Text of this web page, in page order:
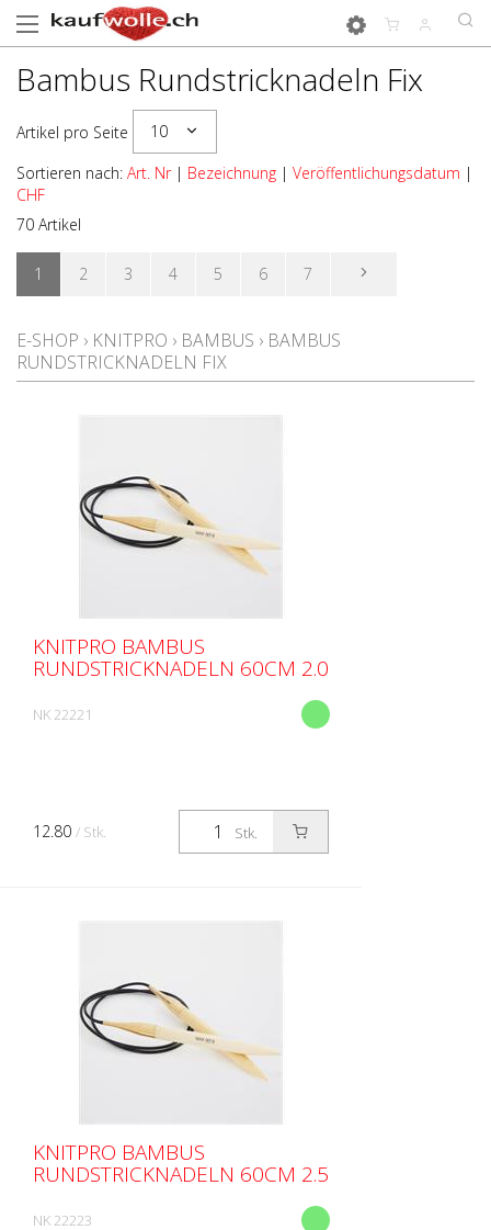
Bambus Rundstricknadeln Fix
Artikel pro Seite
10
Sortieren nach: Art. Nr| Bezeichnung | Veröffentlichungsdatum |
CHF
70 Artikel
1 2 3 4 5 6 7
E-SHOP › KNITPRO › BAMBUS › BAMBUS
RUNDSTRICKNADELN FIX
KNITPRO BAMBUS
RUNDSTRICKNADELN 60CM 2.0
NK 22221
Stk.
12.80 / Stk.
KNITPRO BAMBUS
RUNDSTRICKNADELN 60CM 2.5
NK 22223